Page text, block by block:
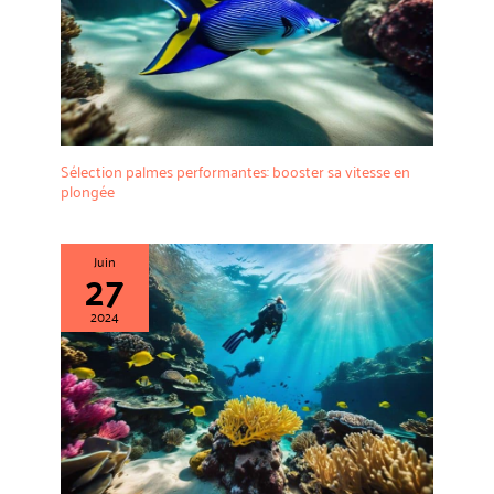
aventure sur une carte
Sélection palmes performantes: booster sa vitesse en
plongée
Juin
27
2024